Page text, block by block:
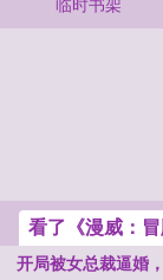
临时书架
看了《漫威：
开局被女总裁逼婚